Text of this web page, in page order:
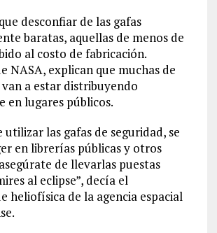
desconfiar de las gafas
baratas, aquellas de menos de
al costo de fabricación.
NASA, explican que muchas de
van a estar distribuyendo
en lugares públicos.
utilizar las gafas de seguridad, se
en librerías públicas y otros
de llevarlas puestas
al eclipse”, decía el
heliofísica de la agencia espacial